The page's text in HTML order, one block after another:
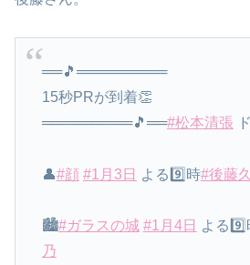
══🎵═════════
15秒PRが到着👏
═════════🎵══#松本清張
👤#顔 #1月3日 よる9️⃣時#後藤
🏙#ガラスの城 #1月4日 よる9️⃣
乃